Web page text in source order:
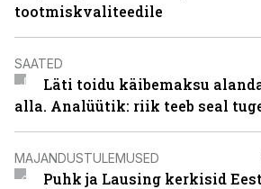
tootmiskvaliteedile
SAATED
Läti toidu käibemaksu
alla. Analüütik: riik teeb seal
MAJANDUSTULEMUSED
Puhk ja Lausing kerkisid